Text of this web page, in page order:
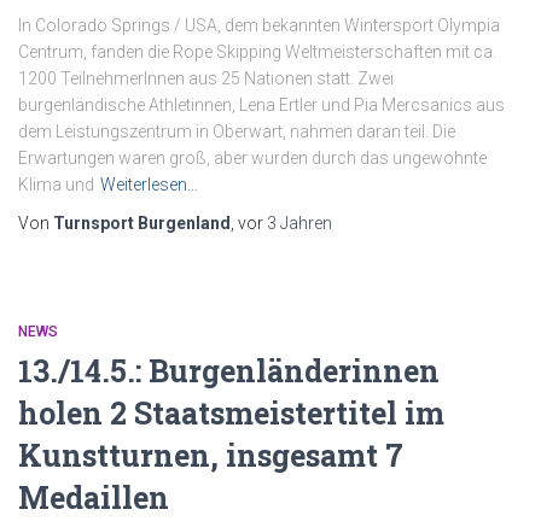
In Colorado Springs / USA, dem bekannten Wintersport Olympia
Centrum, fanden die Rope Skipping Weltmeisterschaften mit ca.
1200 TeilnehmerInnen aus 25 Nationen statt. Zwei
burgenländische Athletinnen, Lena Ertler und Pia Mercsanics aus
dem Leistungszentrum in Oberwart, nahmen daran teil. Die
Erwartungen waren groß, aber wurden durch das ungewohnte
Klima und Weiterlesen…
Von Turnsport Burgenland , vor 3 Jahren
NEWS
13./14.5.: Burgenländerinnen
holen 2 Staatsmeistertitel im
Kunstturnen, insgesamt 7
Medaillen